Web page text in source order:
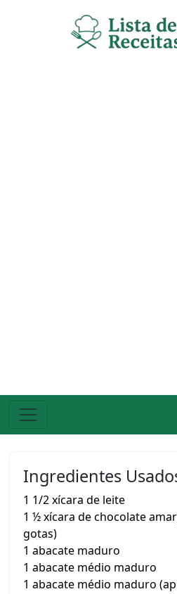
Ingredientes
1 1/2 xícara de leite
1 ½ xícara de chocolate
gotas)
1 abacate maduro
1 abacate médio maduro
1 abacate médio maduro